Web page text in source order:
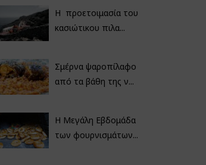
Η προετοιμασία του
κασιώτικου πιλα...
Σμέρνα ψαροπίλαφο
από τα βάθη της ν...
Η Μεγάλη Εβδομάδα
των φουρνισμάτων...